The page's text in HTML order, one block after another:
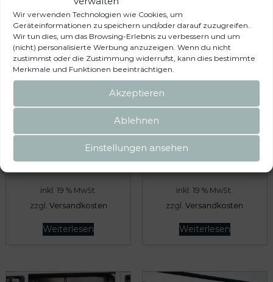
Wir verwenden Technologien wie Cookies, um
Geräteinformationen zu speichern und/oder darauf zuzugreifen.
Wir tun dies, um das Browsing-Erlebnis zu verbessern und um
(nicht) personalisierte Werbung anzuzeigen. Wenn du nicht
zustimmst oder die Zustimmung widerrufst, kann dies bestimmte
Merkmale und Funktionen beeinträchtigen.
Akzeptieren
Ablehnen
Einstellungen ansehen
172,00€
inkl. 19 % MwSt.
zzgl. Versandkosten
Weiterlesen
FLYOUT VW T4 Heckklappen-
172,00€
inkl. 19 % MwSt.
zzgl.Versandkosten
Weiterlesen